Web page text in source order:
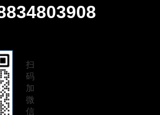
扫
码
加
微
信